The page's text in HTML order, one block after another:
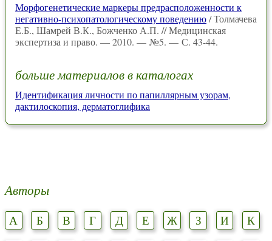
Морфогенетические маркеры предрасположенности к
негативно-психопатологическому поведению/ Толмачева
Е.Б., Шамрей В.К., Божченко А.П. // Медицинская
экспертиза и право. — 2010. — №5. — С. 43-44.
больше материалов в каталогах
Идентификация личности по папиллярным узорам,
дактилоскопия, дерматоглифика
Авторы
А Б В Г Д Е Ж З И
К